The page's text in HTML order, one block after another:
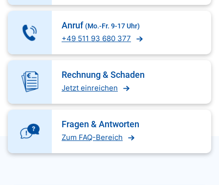
Anruf (Mo.-Fr. 9-17 Uhr)
+49 511 93 680 377
Rechnung & Schaden
Jetzt einreichen
Fragen & Antworten
Zum FAQ-Bereich